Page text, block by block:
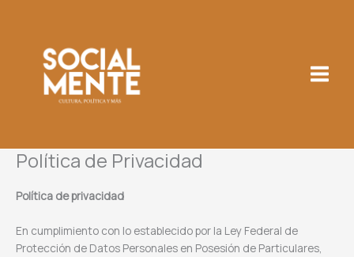
Política de Privacidad
Política de privacidad
En cumplimiento con lo establecido por la Ley Federal de
Protección de Datos Personales en Posesión de Particulares,